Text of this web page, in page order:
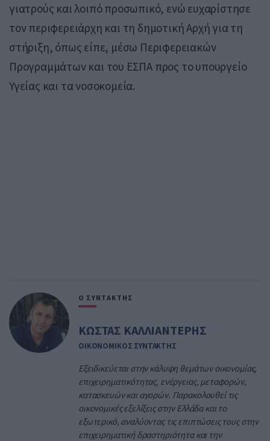
γιατρούς και λοιπό προσωπικό, ενώ ευχαρίστησε
τον περιφερειάρχη και τη δημοτική Αρχή για τη
στήριξη, όπως είπε, μέσω Περιφερειακών
Προγραμμάτων και του ΕΣΠΑ προς το υπουργείο
Υγείας και τα νοσοκομεία.
Ο ΣΥΝΤΑΚΤΗΣ
ΚΩΣΤΑΣ ΚΑΛΛΙΑΝΤΕΡΗΣ
ΟΙΚΟΝΟΜΙΚΟΣ ΣΥΝΤΑΚΤΗΣ
Εξειδικεύεται στην κάλυψη θεμάτων οικονομίας,
επιχειρηματικότητας, ενέργειας, μεταφορών,
κατασκευών και αγορών. Παρακολουθεί τις
οικονομικές εξελίξεις στην Ελλάδα και το
εξωτερικό, αναλύοντας τις επιπτώσεις τους στην
επιχειρηματική δραστηριότητα και την